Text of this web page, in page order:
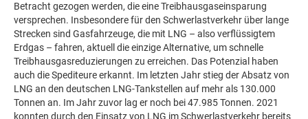
Betracht gezogen werden, die eine Treibhausgaseinsparung
versprechen. Insbesondere für den Schwerlastverkehr über lange
Strecken sind Gasfahrzeuge, die mit LNG – also verflüssigtem
Erdgas – fahren, aktuell die einzige Alternative, um schnelle
Treibhausgasreduzierungen zu erreichen. Das Potenzial haben
auch die Spediteure erkannt. Im letzten Jahr stieg der Absatz von
LNG an den deutschen LNG-Tankstellen auf mehr als 130.000
Tonnen an. Im Jahr zuvor lag er noch bei 47.985 Tonnen. 2021
konnten durch den Einsatz von LNG im Schwerlastverkehr bereits